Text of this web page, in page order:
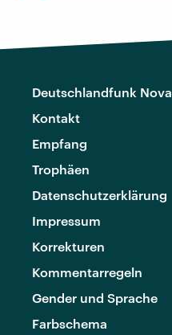
Deutschlandfunk Nova
Kontakt
Empfang
Trophäen
Datenschutzerklärung
Impressum
Korrekturen
Kommentarregeln
Gender und Sprache
Farbschema